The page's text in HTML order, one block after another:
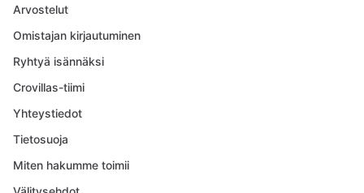
Arvostelut
Omistajan kirjautuminen
Ryhtyä isännäksi
Crovillas-tiimi
Yhteystiedot
Tietosuoja
Miten hakumme toimii